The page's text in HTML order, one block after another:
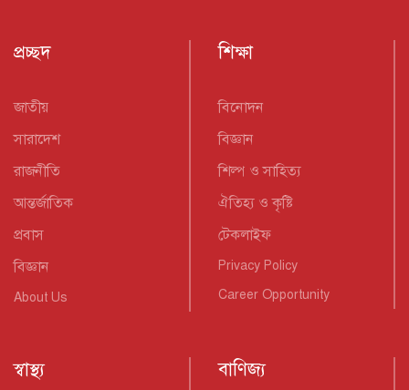
প্রচ্ছদ
জাতীয়
সারাদেশ
রাজনীতি
আন্তর্জাতিক
প্রবাস
বিজ্ঞান
About Us
শিক্ষা
বিনোদন
বিজ্ঞান
শিল্প ও সাহিত্য
ঐতিহ্য ও কৃষ্টি
টেকলাইফ
Privacy Policy
Career Opportunity
স্বাস্থ্য বাণিজ্য